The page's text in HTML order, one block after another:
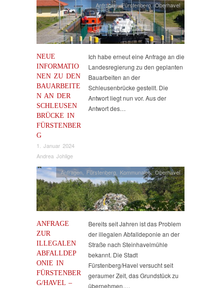
NEUE
INFORMATIO
NEN ZU DEN
BAUARBEITE
N AN DER
SCHLEUSEN
BRÜCKE IN
FÜRSTENBER
G
1. Januar 2024
Andrea Johlige
Anfragen,Fürstenberg,Oberhavel
Ich habe erneut eine Anfrage an die
Landesregierung zu den geplanten
Bauarbeiten an der
Schleusenbrücke gestellt. Die
Antwort liegt nun vor. Aus der
Antwort des…
ANFRAGE
ZUR
ILLEGALEN
ABFALLDEP
ONIE IN
FÜRSTENBER
G/HAVEL –
Anfragen Fürstenberg Kommunales,Oberhavel
Bereits seit Jahren ist das Problem
der illegalen Abfalldeponie an der
Straße nach Steinhavelmühle
bekannt. Die Stadt
Fürstenberg/Havel versucht seit
geraumer Zeit, das Grundstück zu
übernehmen,…